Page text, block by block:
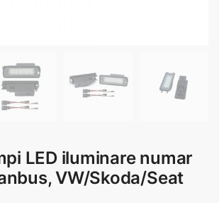
LED iluminare numar
VW/Skoda/Seat